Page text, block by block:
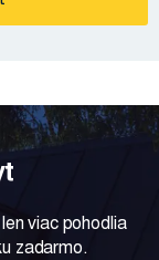
viac pohodlia
zadarmo.